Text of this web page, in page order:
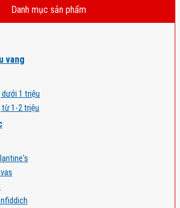
Danh mục sản phẩm
vang
1 triệu
từ 1-2 triệu